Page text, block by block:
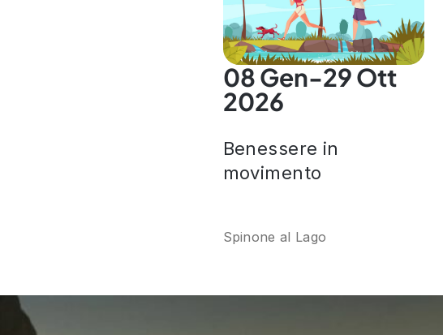
08 Gen-29 Ott
2026
Benessere in
movimento
Spinone al Lago